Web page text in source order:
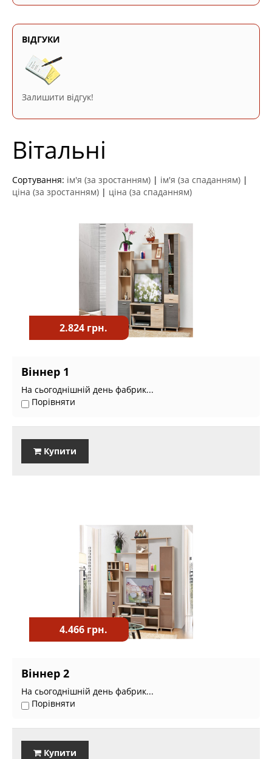
ВІДГУКИ
Залишити відгук!
Вітальні
Сортування: ім'я (за зростанням) | ім'я (за спаданням) |
ціна (за зростанням) | ціна (за спаданням)
2.824 грн.
Віннер 1
На сьогоднішній день фабрик...
Порівняти
Купити
4.466 грн.
Віннер 2
На сьогоднішній день фабрик...
Порівняти
Купити